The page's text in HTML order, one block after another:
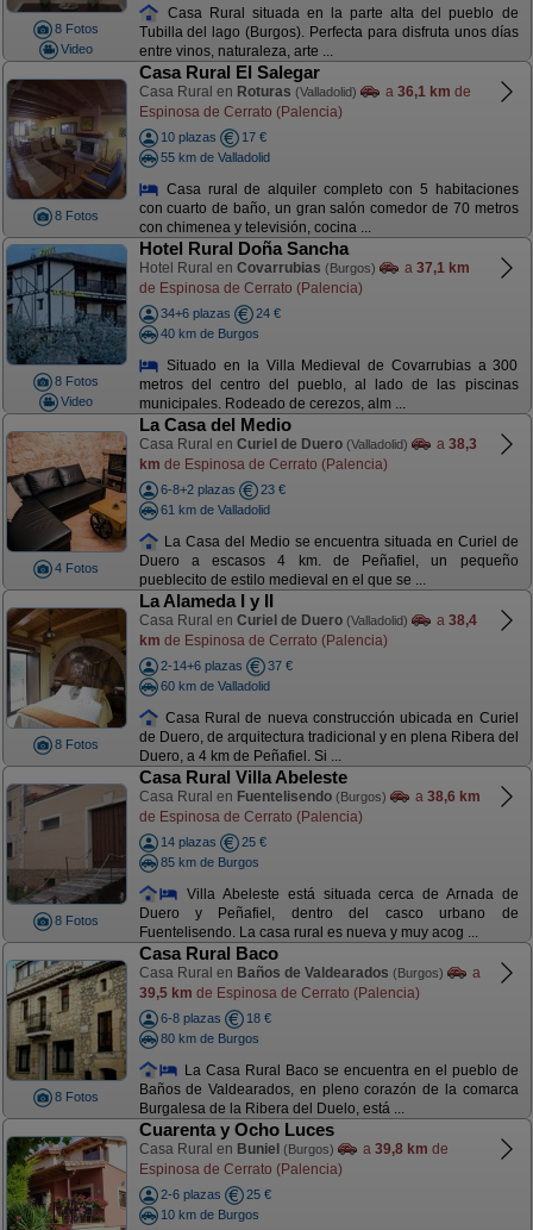
8 Fotos
Video
Casa Rural situada en la parte alta del pueblo de
Tubilla del lago (Burgos). Perfecta para disfruta unos días
entre vinos, naturaleza, arte ...
8 Fotos
Casa Rural El Salegar
Casa Rural en Roturas (Valladolid) a 36,1 km de
Espinosa de Cerrato (Palencia)
10 plazas
17 €
55 km de Valladolid
Casa rural de alquiler completo con 5 habitaciones
con cuarto de baño, un gran salón comedor de 70 metros
con chimenea y televisión, cocina ...
8 Fotos
Video
Hotel Rural Doña Sancha
Hotel Rural en Covarrubias (Burgos) a 37,1 km
de Espinosa de Cerrato (Palencia)
34+6 plazas
24 €
40 km de Burgos
Situado en la Villa Medieval de Covarrubias a 300
metros del centro del pueblo, al lado de las piscinas
municipales. Rodeado de cerezos, alm ...
4 Fotos
La Casa del Medio
Casa Rural en Curiel de Duero (Valladolid) a 38,3
km de Espinosa de Cerrato (Palencia)
6-8+2 plazas
23 €
61 km de Valladolid
La Casa del Medio se encuentra situada en Curiel de
Duero a escasos 4 km. de Peñafiel, un pequeño
pueblecito de estilo medieval en el que se ...
8 Fotos
La Alameda I y II
Casa Rural en Curiel de Duero (Valladolid) a 38,4
km de Espinosa de Cerrato (Palencia)
2-14+6 plazas
37 €
60 km de Valladolid
Casa Rural de nueva construcción ubicada en Curiel
de Duero, de arquitectura tradicional y en plena Ribera del
Duero, a 4 km de Peñafiel. Si ...
8 Fotos
Casa Rural Villa Abeleste
Casa Rural en Fuentelisendo (Burgos) a 38,6 km
de Espinosa de Cerrato (Palencia)
14 plazas
25 €
85 km de Burgos
Villa Abeleste está situada cerca de Arnada de
Duero y Peñafiel, dentro del casco urbano de
Fuentelisendo. La casa rural es nueva y muy acog ...
8 Fotos
Casa Rural Baco
Casa Rural en Baños de Valdearados (Burgos)
a
39,5 km de Espinosa de Cerrato (Palencia)
6-8 plazas
18 €
80 km de Burgos
La Casa Rural Baco se encuentra en el pueblo de
Baños de Valdearados, en pleno corazón de la comarca
Burgalesa de la Ribera del Duelo, está ...
Cuarenta y Ocho Luces
Casa Rural en Buniel (Burgos) a 39,8 km de
Espinosa de Cerrato (Palencia)
2-6 plazas
25 €
10 km de Burgos